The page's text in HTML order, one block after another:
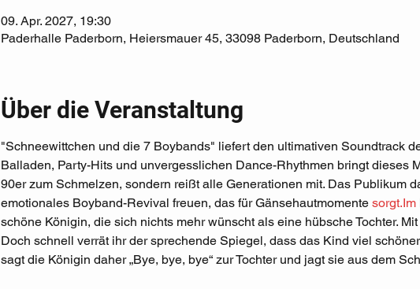
09. Apr. 2027, 19:30
Paderhalle Paderborn, Heiersmauer 45, 33098 Paderborn, Deutschland
Über die Veranstaltung
"Schneewittchen und die 7 Boybands" liefert den ultimativen Soundtrack
Balladen, Party-Hits und unvergesslichen Dance-Rhythmen bringt dieses
90er zum Schmelzen, sondern reißt alle Generationen mit. Das Publikum
emotionales Boyband-Revival freuen, das für Gänsehautmomente sorgt.Im
schöne Königin, die sich nichts mehr wünscht als eine hübsche Tochter.
Doch schnell verrät ihr der sprechende Spiegel, dass das Kind viel
sagt die Königin daher „Bye, bye, bye“ zur Tochter und jagt sie aus dem